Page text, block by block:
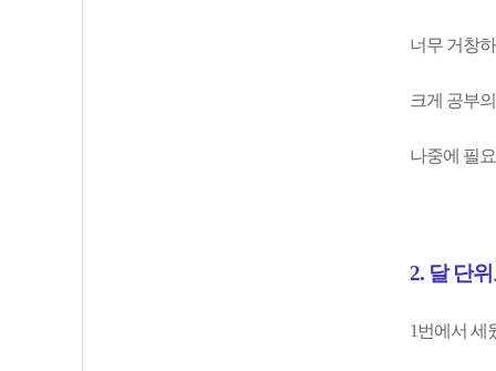
너무 거창
크게 공부
나중에 필
2. 달 단
1번에서 세